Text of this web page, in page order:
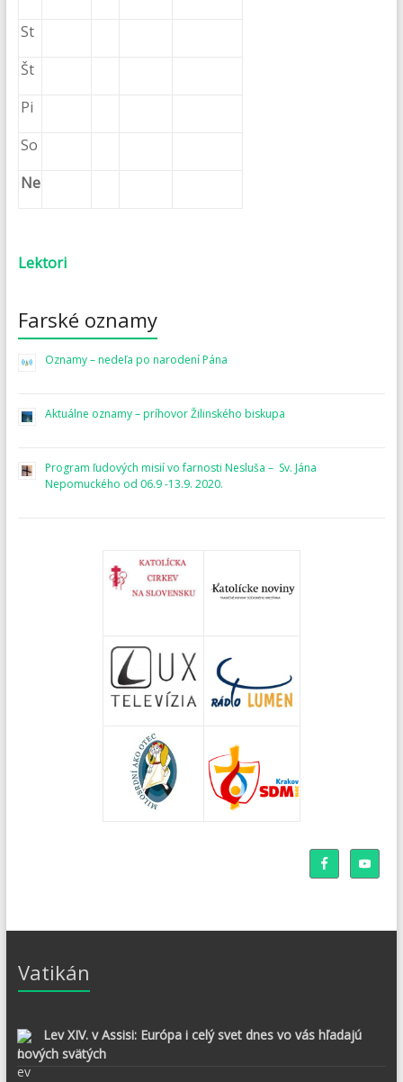
St
Št
Pi
So
Ne
Lektori
Farské oznamy
Oznamy – nedeľa po narodení Pána
Aktuálne oznamy – príhovor Žilinského biskupa
Program ľudových misií vo farnosti Nesluša – Sv. Jána
Nepomuckého od 06.9 -13.9. 2020.
Vatikán
Lev XIV. v Assisi: Európa i celý svet dnes vo vás hľadajú
nových svätých